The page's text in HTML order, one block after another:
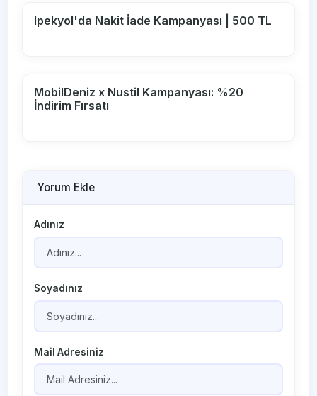
Ipekyol'da Nakit İade Kampanyası | 500 TL
MobilDeniz x Nustil Kampanyası: %20
İndirim Fırsatı
Yorum Ekle
Adınız
Soyadınız
Mail Adresiniz